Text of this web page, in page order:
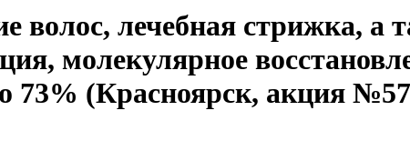
волос, лечебная стрижка, а
молекулярное
73% (Красноярск, акция